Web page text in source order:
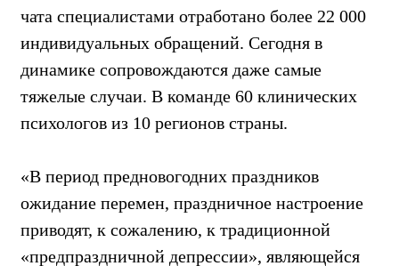
чата специалистами отработано более 22 000
индивидуальных обращений. Сегодня в
динамике сопровождаются даже самые
тяжелые случаи. В команде 60 клинических
психологов из 10 регионов страны.
«В период предновогодних праздников
ожидание перемен, праздничное настроение
приводят, к сожалению, к традиционной
«предпраздничной депрессии», являющейся